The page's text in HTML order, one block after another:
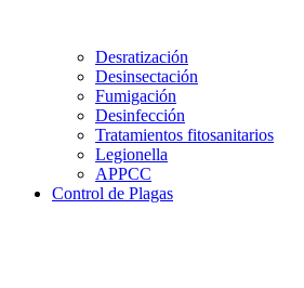
Desratización
Desinsectación
Fumigación
Desinfección
Tratamientos fitosanitarios
Legionella
APPCC
Control de Plagas